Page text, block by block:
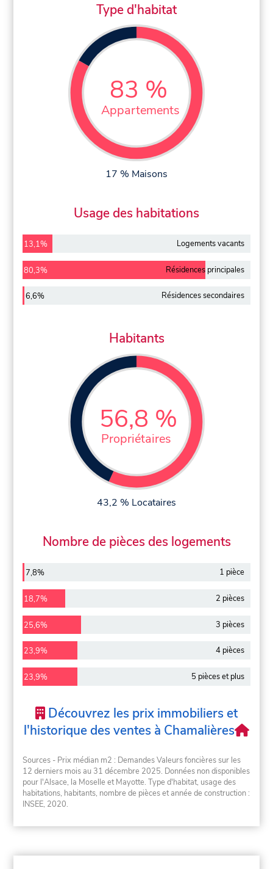
Type d'habitat
83 %
Appartements
17 % Maisons
Usage des habitations
13,1% Logements vacants
80,3% Résidences principales
6,6% Résidences secondaires
Habitants
56,8 %
Propriétaires
43,2 % Locataires
Nombre de pièces des logements
7,8% 1 pièce
18,7% 2 pièces
25,6% 3 pièces
23,9% 4 pièces
23,9% 5 pièces et plus
Découvrez les prix immobiliers et
l'historique des ventes à Chamalières
Sources - Prix médian m2 : Demandes Valeurs foncières sur les
12 derniers mois au 31 décembre 2025. Données non disponibles
pour l'Alsace, la Moselle et Mayotte. Type d'habitat, usage des
habitations, habitants, nombre de pièces et année de construction :
INSEE, 2020.